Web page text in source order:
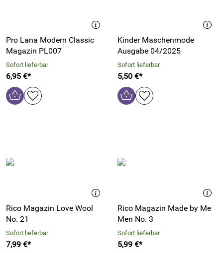
Pro Lana Modern Classic
Magazin PL007
Sofort lieferbar
6,95 €*
Kinder Maschenmode
Ausgabe 04/2025
Sofort lieferbar
5,50 €*
Rico Magazin Love Wool
No. 21
Sofort lieferbar
7,99 €*
Rico Magazin Made by Me
Men No. 3
Sofort lieferbar
5,99 €*